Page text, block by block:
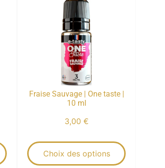
Fraise Sauvage | One taste |
10 ml
3,00 €
Choix des options